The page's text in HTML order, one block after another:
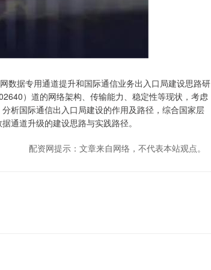
据专用通道提升和国际通信业务出入口局建设思路研
）道的网络架构、传输能力、稳定性等现状，考虑
析国际通信出入口局建设的作用及路径，综合国家层
通道升级的建设思路与实践路径。
配资网提示：文章来自网络，不代表本站观点。